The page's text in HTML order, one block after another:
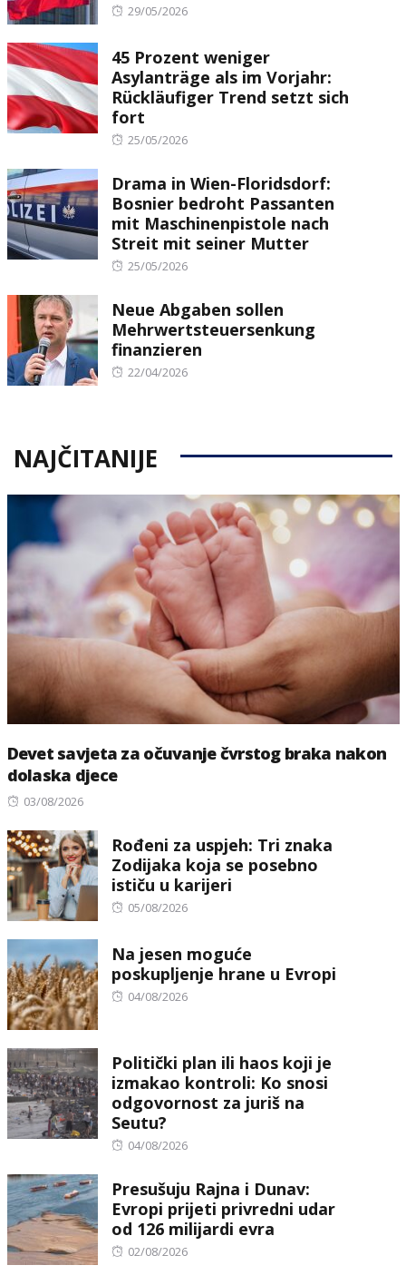
Posted
29/05/2026
45 Prozent weniger
Asylanträge als im Vorjahr:
Rückläufiger Trend setzt sich
fort
Posted
25/05/2026
Drama in Wien-Floridsdorf:
Bosnier bedroht Passanten
mit Maschinenpistole nach
Streit mit seiner Mutter
Posted
25/05/2026
Neue Abgaben sollen
Mehrwertsteuersenkung
finanzieren
Posted
22/04/2026
NAJČITANIJE
Devet savjeta za očuvanje čvrstog braka nakon
dolaska djece
Posted
03/08/2026
Rođeni za uspjeh: Tri znaka
Zodijaka koja se posebno
ističu u karijeri
Posted
05/08/2026
Na jesen moguće
poskupljenje hrane u Evropi
Posted
04/08/2026
Politički plan ili haos koji je
izmakao kontroli: Ko snosi
odgovornost za juriš na
Seutu?
Posted
04/08/2026
Presušuju Rajna i Dunav:
Evropi prijeti privredni udar
od 126 milijardi evra
Posted
02/08/2026